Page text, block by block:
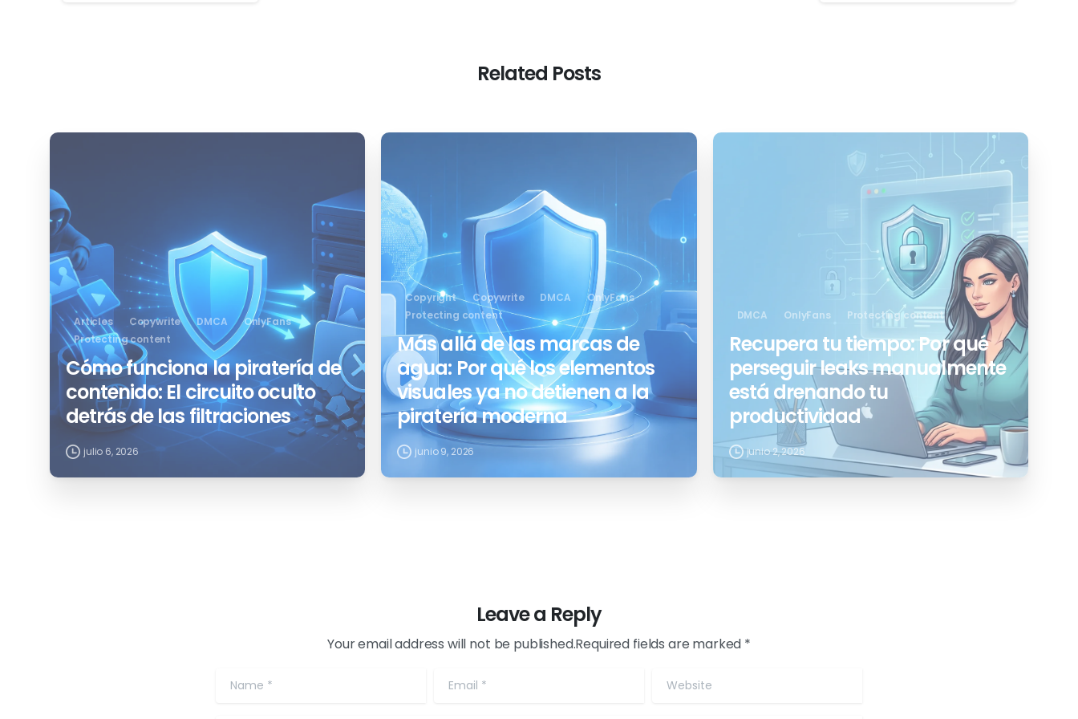
Related Posts
Articles Copywrite DMCA
OnlyFans
Protecting content
Cómo funciona la piratería de
contenido: El circuito oculto
detrás de las filtraciones
julio 6, 2026
Copyright Copywrite DMCA
OnlyFans
Protecting content
Más allá de las marcas de
agua: Por qué los elementos
visuales ya no detienen a la
piratería moderna
junio 9, 2026
DMCA OnlyFans Protecting content
Recupera tu tiempo: Por qué
perseguir leaks manualmente
está drenando tu
productividad
junio 2, 2026
Leave a Reply
Your email address will not be published.Required fields are marked *
Name* Email* Website